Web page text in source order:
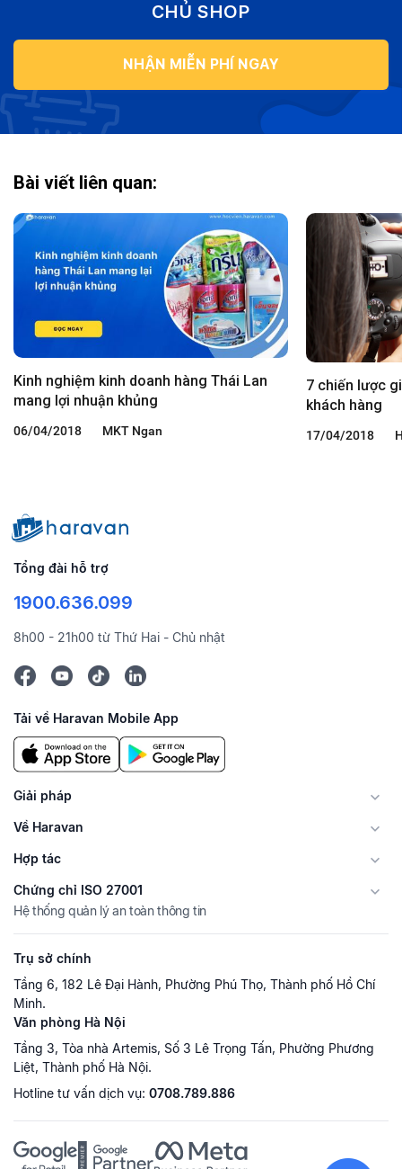
CHỦ SHOP
NHẬN MIỄN PHÍ NGAY
Bài viết liên quan:
Kinh nghiệm kinh doanh hàng Thái Lan
mang lợi nhuận khủng
06/04/2018 MKT Ngan
7 chiến lược
khách hàng
17/04/2018
Tổng đài hỗ trợ
1900.636.099
8h00 - 21h00 từ Thứ Hai - Chủ nhật
Tải về Haravan Mobile App
Giải pháp
Về Haravan
Hợp tác
Chứng chỉ ISO 27001
Hệ thống quản lý an toàn thông tin
Trụ sở chính
Tầng 6, 182 Lê Đại Hành, Phường Phú Thọ, Thành phố Hồ Chí
Minh.
Văn phòng Hà Nội
Tầng 3, Tòa nhà Artemis, Số 3 Lê Trọng Tấn, Phường Phương
Liệt, Thành phố Hà Nội.
Hotline tư vấn dịch vụ: 0708.789.886